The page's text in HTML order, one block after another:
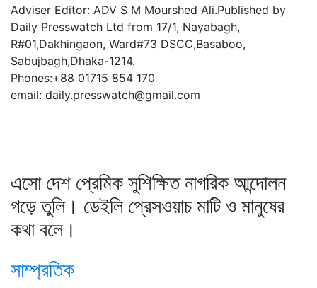
Adviser Editor: ADV S M Mourshed Ali.Published by
Daily Presswatch Ltd from 17/1, Nayabagh,
R#01,Dakhingaon, Ward#73 DSCC,Basaboo,
Sabujbagh,Dhaka-1214.
Phones:+88 01715 854 170
email: daily.presswatch@gmail.com
এসো দেশ প্রেমিক সুশিক্ষিত নাগরিক আন্দোলন
গড়ে তুলি। ডেইলি প্রেসওয়াচ মাটি ও মানুষের
কথা বলে।
সাম্প্রতিক